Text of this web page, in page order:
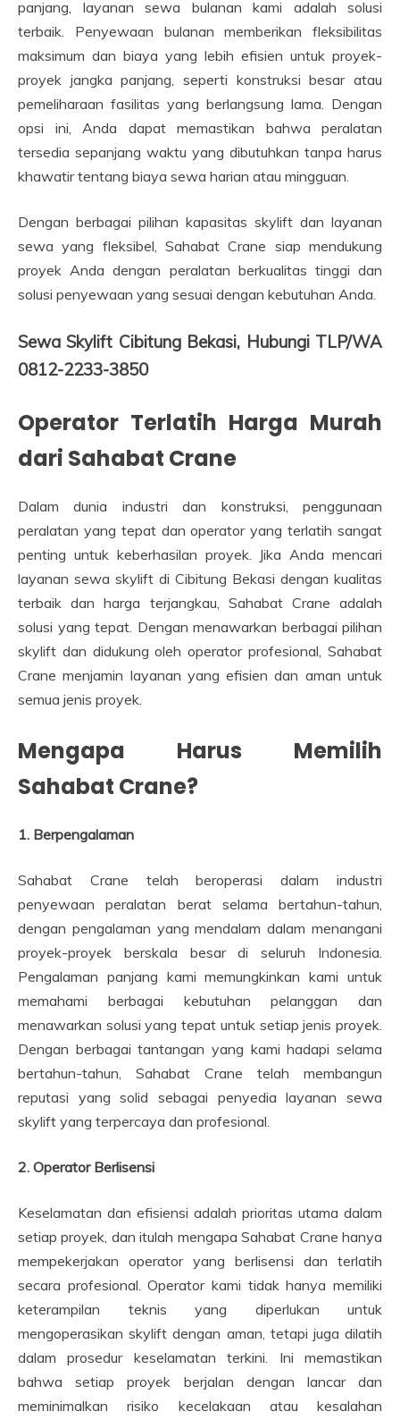
panjang, layanan sewa bulanan kami adalah solusi
terbaik. Penyewaan bulanan memberikan fleksibilitas
maksimum dan biaya yang lebih efisien untuk proyek-
proyek jangka panjang, seperti konstruksi besar atau
pemeliharaan fasilitas yang berlangsung lama. Dengan
opsi ini, Anda dapat memastikan bahwa peralatan
tersedia sepanjang waktu yang dibutuhkan tanpa harus
khawatir tentang biaya sewa harian atau mingguan.
Dengan berbagai pilihan kapasitas skylift dan layanan
sewa yang fleksibel, Sahabat Crane siap mendukung
proyek Anda dengan peralatan berkualitas tinggi dan
solusi penyewaan yang sesuai dengan kebutuhan Anda.
Sewa Skylift Cibitung Bekasi, Hubungi TLP/WA
0812-2233-3850
Operator Terlatih Harga Murah
dari Sahabat Crane
Dalam dunia industri dan konstruksi, penggunaan
peralatan yang tepat dan operator yang terlatih sangat
penting untuk keberhasilan proyek. Jika Anda mencari
layanan sewa skylift di Cibitung Bekasi dengan kualitas
terbaik dan harga terjangkau, Sahabat Crane adalah
solusi yang tepat. Dengan menawarkan berbagai pilihan
skylift dan didukung oleh operator profesional, Sahabat
Crane menjamin layanan yang efisien dan aman untuk
semua jenis proyek.
Mengapa Harus Memilih
Sahabat Crane?
1. Berpengalaman
Sahabat Crane telah beroperasi dalam industri
penyewaan peralatan berat selama bertahun-tahun,
dengan pengalaman yang mendalam dalam menangani
proyek-proyek berskala besar di seluruh Indonesia.
Pengalaman panjang kami memungkinkan kami untuk
memahami berbagai kebutuhan pelanggan dan
menawarkan solusi yang tepat untuk setiap jenis proyek.
Dengan berbagai tantangan yang kami hadapi selama
bertahun-tahun, Sahabat Crane telah membangun
reputasi yang solid sebagai penyedia layanan sewa
skylift yang terpercaya dan profesional.
2. Operator Berlisensi
Keselamatan dan efisiensi adalah prioritas utama dalam
setiap proyek, dan itulah mengapa Sahabat Crane hanya
mempekerjakan operator yang berlisensi dan terlatih
secara profesional. Operator kami tidak hanya memiliki
keterampilan teknis yang diperlukan untuk
mengoperasikan skylift dengan aman, tetapi juga dilatih
dalam prosedur keselamatan terkini. Ini memastikan
bahwa setiap proyek berjalan dengan lancar dan
meminimalkan risiko kecelakaan atau kesalahan